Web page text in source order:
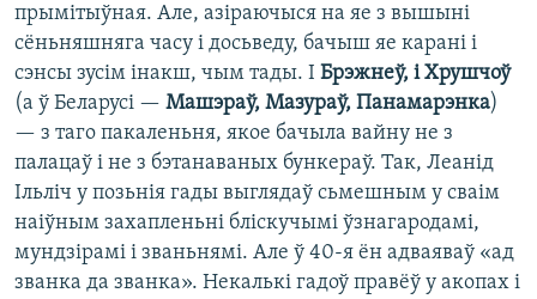
прымітыўная. Але, азіраючыся на яе з вышыні
сёньняшняга часу і досьведу, бачыш яе карані і
сэнсы зусім інакш, чым тады. І Брэжнеў, і Хрушчоў
(а ў Беларусі — Машэраў, Мазураў, Панамарэнка)
— з таго пакаленьня, якое бачыла вайну не з
палацаў і не з бэтанаваных бункераў. Так, Леанід
Ільліч у позьнія гады выглядаў сьмешным у сваім
наіўным захапленьні бліскучымі ўзнагародамі,
мундзірамі і званьнямі. Але ў 40-я ён адваяваў «ад
званка да званка». Некалькі гадоў правёў у акопах і